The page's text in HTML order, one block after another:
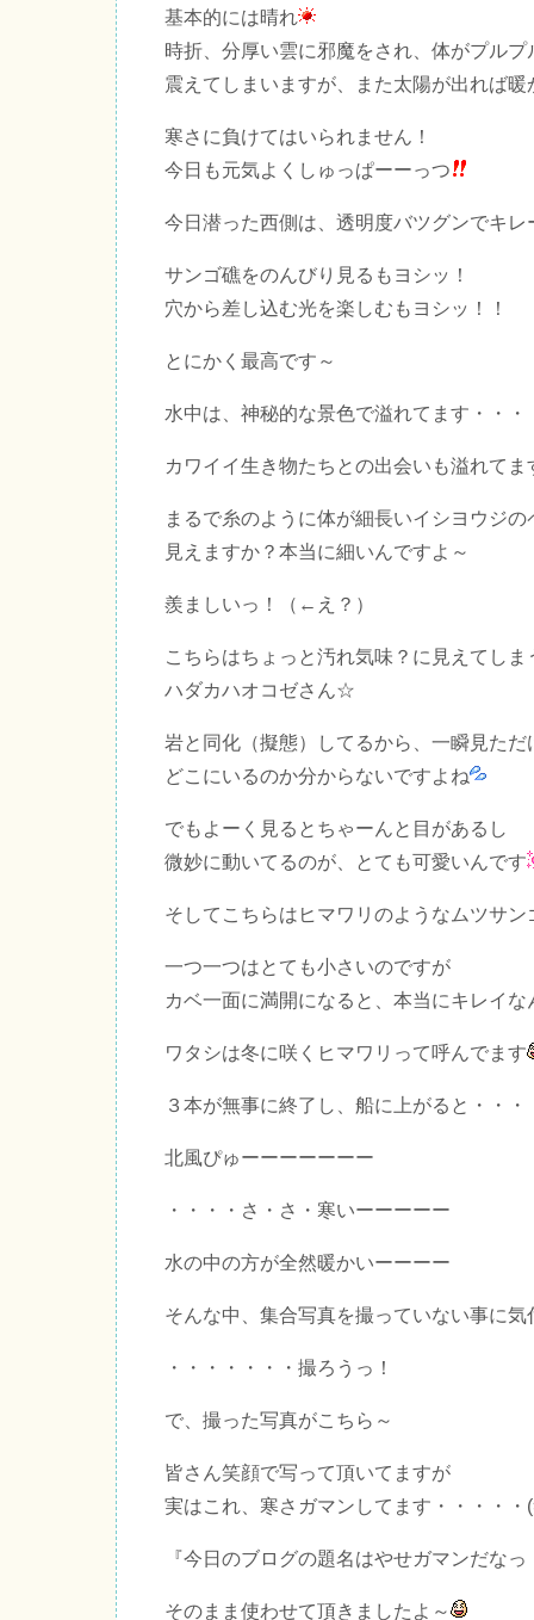
基本的には晴れ
時折、分厚い雲に邪魔をされ、体がプルプ
震えてしまいますが、また太陽が出れば暖
寒さに負けてはいられません！
今日も元気よくしゅっぱーーっつ
今日潜った西側は、透明度バツグンでキレ
サンゴ礁をのんびり見るもヨシッ！
穴から差し込む光を楽しむもヨシッ！！
とにかく最高です～
水中は、神秘的な景色で溢れてます・・・
カワイイ生き物たちとの出会いも溢れてま
まるで糸のように体が細長いイシヨウジの
見えますか？本当に細いんですよ～
羨ましいっ！（←え？）
こちらはちょっと汚れ気味？に見えてしま
ハダカハオコゼさん☆
岩と同化（擬態）してるから、一瞬見ただ
どこにいるのか分からないですよね
でもよーく見るとちゃーんと目があるし
微妙に動いてるのが、とても可愛いんです
そしてこちらはヒマワリのようなムツサ
一つ一つはとても小さいのですが
カベ一面に満開になると、本当にキレイな
ワタシは冬に咲くヒマワリって呼んでます
３本が無事に終了し、船に上がると・・・
北風ぴゅーーーーーーー
・・・・さ・さ・寒いーーーーー
水の中の方が全然暖かいーーーー
そんな中、集合写真を撮っていない事に気
・・・・・・・撮ろうっ！
で、撮った写真がこちら～
皆さん笑顔で写って頂いてますが
実はこれ、寒さガマンしてます・・・・・
『今日のブログの題名はやせガマンだなっ
そのまま使わせて頂きましたよ～